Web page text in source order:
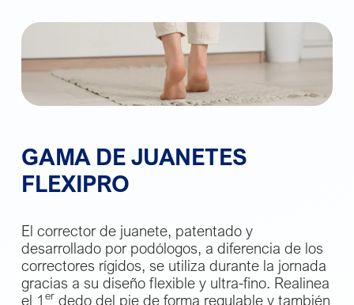
GAMA DE JUANETES
FLEXIPRO
El corrector de juanete, patentado y
desarrollado por podólogos, a diferencia de los
correctores rígidos, se utiliza durante la jornada
gracias a su diseño flexible y ultra-fino. Realinea
el 1er dedo del pie de forma regulable y también